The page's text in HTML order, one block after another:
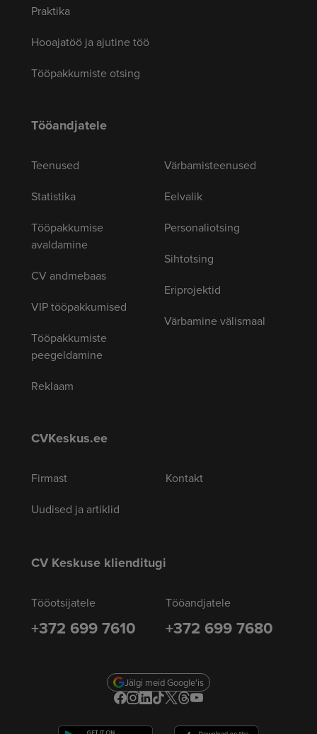
Praktika
Hooajatöö ja ajutine töö
Tööpakkumiste otsing
Tööandjatele
Teenused
Statistika
Tööpakkumise
avaldamine
CV andmebaas
VIP tööpakkumised
Tööpakkumiste
peegeldamine
Reklaam
Värbamisteenused
Eelvalik
Personaliotsing
Sihtotsing
Eriprojektid
Värbamine välismaal
CVKeskus.ee
Firmast
Uudised ja artiklid
Kontakt
CV Keskuse klienditugi
Tööotsijatele
+372 699 7610
Tööandjatele
+372 699 7680
Jälgi meid Google'is